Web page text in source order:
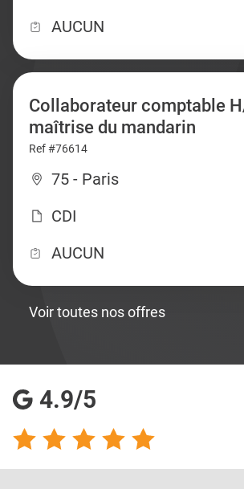
AUCUN
Collaborateur comptable
maîtrise du mandarin
Ref #76614
75 - Paris
CDI
AUCUN
Voir toutes nos offres
4.9/5